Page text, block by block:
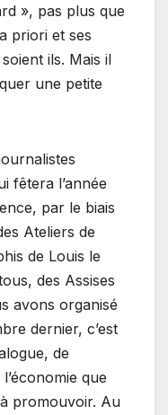
», pas plus que
priori et ses
ils. Mais il
une petite
fêtera l’année
par le biais
Ateliers de
de Louis le
des Assises
avons organisé
dernier, c’est
de
que
promouvoir. Au